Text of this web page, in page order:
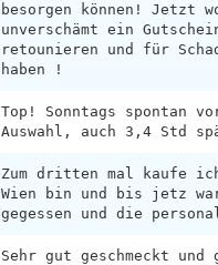
besorgen können! Jetzt
unverschämt ein
retounieren und für
haben !
Top! Sonntags spontan
Auswahl, auch 3,4 Std
Zum dritten mal kaufe
Wien bin und bis jetz
gegessen und die
Sehr gut geschmeckt